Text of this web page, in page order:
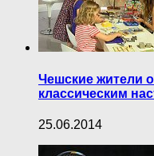
Чешские жители
классическим
25.06.2014